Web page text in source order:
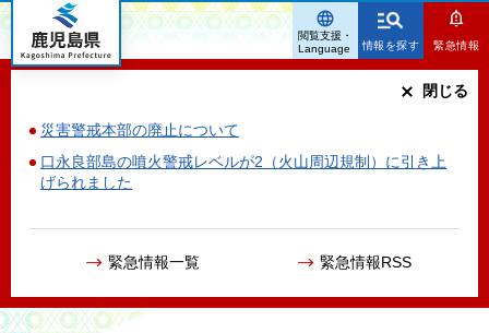
鹿児島県
情報を探す 緊急情報
災害警戒本部の廃止について
口永良部島の噴火警戒レベルが2（火山周辺規制）に引き上
げられました
緊急情報一覧 緊急情報RSS
閉じる
閲覧支援・
Language